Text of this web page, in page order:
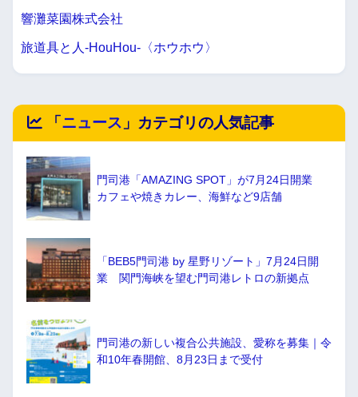
響灘菜園株式会社
旅道具と人-HouHou-〈ホウホウ〉
「ニュース 」カテゴリの人気記事
門司港「AMAZING SPOT」が7月24日開業
カフェや焼きカレー、海鮮など9店舗
「BEB5門司港 by 星野リゾート」7月24日開
業 関門海峡を望む門司港レトロの新拠点
門司港の新しい複合公共施設、愛称を募集｜令
和10年春開館、8月23日まで受付